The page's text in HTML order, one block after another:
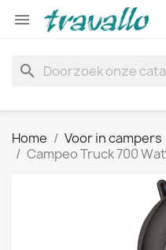

search
Home Voor in campers
Campeo Truck 700